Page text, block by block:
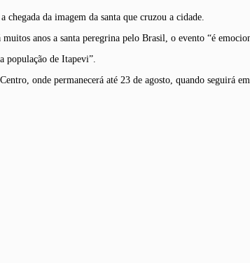
da imagem da santa que cruzou a cidade.
anos a santa peregrina pelo Brasil, o evento “é
população de Itapevi”.
onde permanecerá até 23 de agosto, quando seguirá